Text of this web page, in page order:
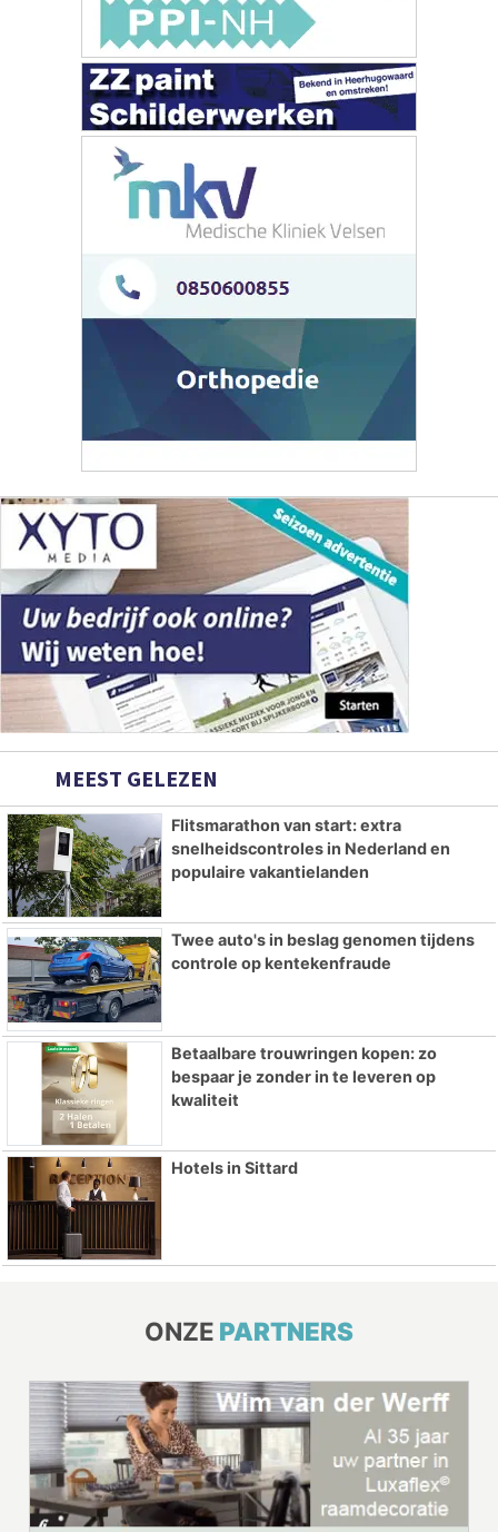
MEEST GELEZEN
Flitsmarathon van start: extra
snelheidscontroles in Nederland en
populaire vakantielanden
Twee auto's in beslag genomen tijdens
controle op kentekenfraude
Betaalbare trouwringen kopen: zo
bespaar je zonder in te leveren op
kwaliteit
Hotels in Sittard
ONZE PARTNERS